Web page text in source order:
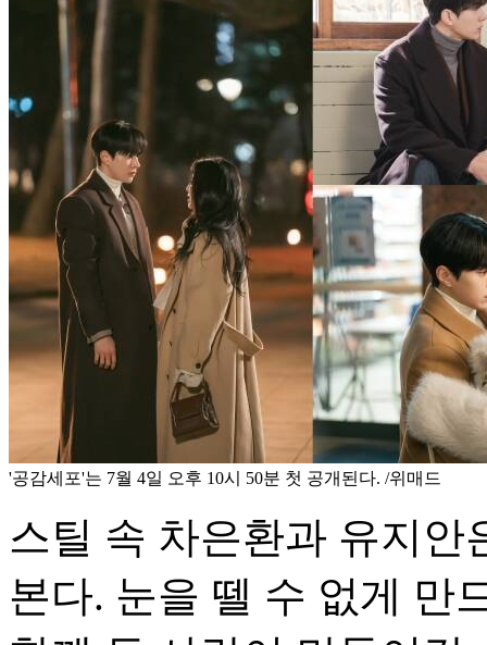
'공감세포'는 7월 4일 오후 10시 50분 첫 공개된다. /위매드
스틸 속 차은환과 유지안
본다. 눈을 뗄 수 없게 만